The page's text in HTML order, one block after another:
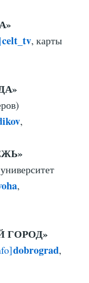
celt_tv, карты
,
,
ГОРОД»
dobrograd,